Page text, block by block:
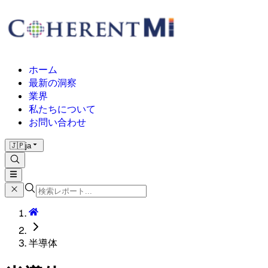
ホーム
最新の洞察
業界
私たちについて
お問い合わせ
🇯🇵ja
半導体